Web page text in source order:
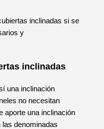
inclinadas si se
y
inclinadas
una inclinación
no necesitan
aporte una inclinación
denominadas